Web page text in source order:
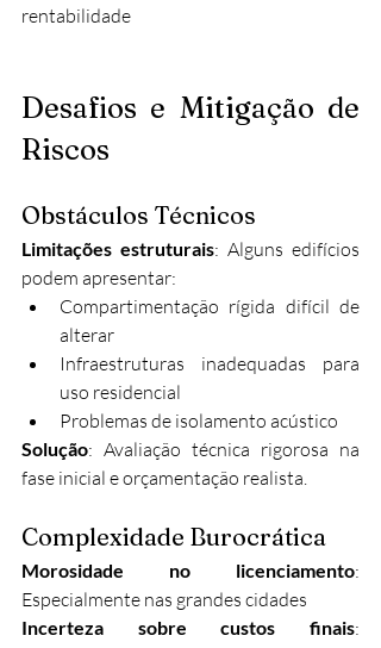
rentabilidade
Desafios e Mitigação de
Riscos
Obstáculos Técnicos
Limitações estruturais: Alguns edifícios
podem apresentar:
Compartimentação rígida difícil de
alterar
Infraestruturas inadequadas para
uso residencial
Problemas de isolamento acústico
Solução: Avaliação técnica rigorosa na
fase inicial e orçamentação realista.
Complexidade Burocrática
Morosidade no licenciamento:
Especialmente nas grandes cidades
Incerteza sobre custos finais: